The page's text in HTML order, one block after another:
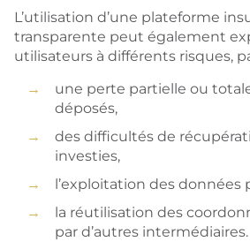
L’utilisation d’une plateforme
transparente peut également
utilisateurs à différents risques,
une perte partielle ou
déposés,
des difficultés de
investies,
l’exploitation des données
la réutilisation des
par d’autres intermédiaires.